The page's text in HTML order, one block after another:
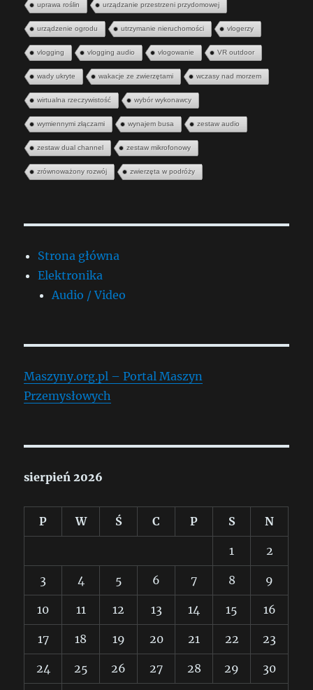
uprawa roślin urządzanie przestrzeni przydomowej
urządzenie ogrodu utrzymanie nieruchomości vlogerzy
vlogging vlogging audio vlogowanie VR outdoor
wady ukryte wakacje ze zwierzętami wczasy nad morzem
wirtualna rzeczywistość wybór wykonawcy
wymiennymi złączami wynajem busa zestaw audio
zestaw dual channel zestaw mikrofonowy
zrównoważony rozwój zwierzęta w podróży
Strona główna
Elektronika
Audio / Video
Maszyny.org.pl – Portal Maszyn
Przemysłowych
sierpień 2026
P W Ś C P S N
1 2
3 4 5 6 7 8 9
10 11 12 13 14 15 16
17 18 19 20 21 22 23
24 25 26 27 28 29 30